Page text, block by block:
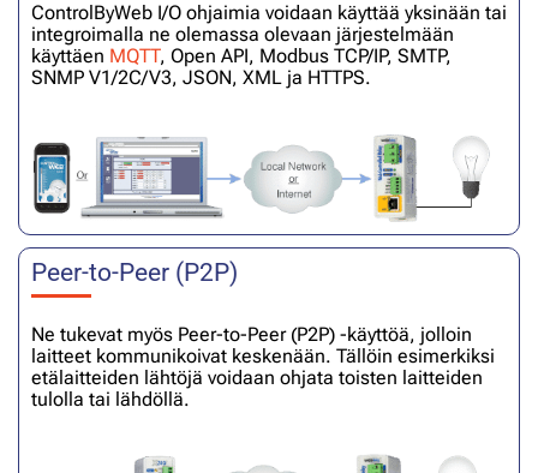
ControlByWeb I/O ohjaimia voidaan käyttää yksinään tai
integroimalla ne olemassa olevaan järjestelmään
käyttäen MQTT, Open API, Modbus TCP/IP, SMTP,
SNMP V1/2C/V3, JSON, XML ja HTTPS.
Peer-to-Peer (P2P)
Ne tukevat myös Peer-to-Peer (P2P) -käyttöä, jolloin
laitteet kommunikoivat keskenään. Tällöin esimerkiksi
etälaitteiden lähtöjä voidaan ohjata toisten laitteiden
tulolla tai lähdöllä.